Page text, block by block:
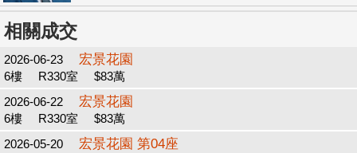
相關成交
2026-06-23 宏景花園
6樓 R330室
$83萬
2026-06-22
宏景花園
6樓 R330室
$83萬
2026-05-20
宏景花園 第04座